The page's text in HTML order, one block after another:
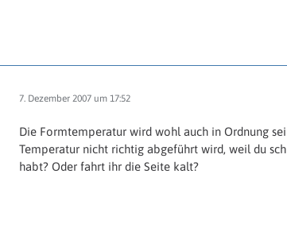
7. Dezember 2007 um 17:52
Die Formtemperatur wird wohl auch in Ordnung
Temperatur nicht richtig abgeführt wird, weil du
habt? Oder fahrt ihr die Seite kalt?